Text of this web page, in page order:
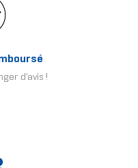
d'avis !